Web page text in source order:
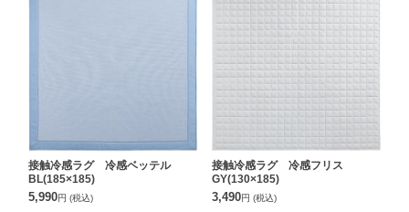
接触冷感ラグ 冷感ベッテル
BL(185×185)
5,990円 (税込)
接触冷感ラグ 冷感フリス
GY(130×185)
3,490円 (税込)